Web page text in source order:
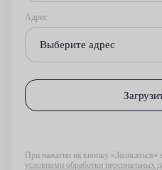
Адрес
Выберите адрес
При нажатии на кнопку «Записаться»
условиями обработки персональных